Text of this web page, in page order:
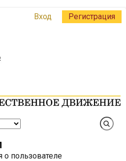
Вход Регистрация
пользователе